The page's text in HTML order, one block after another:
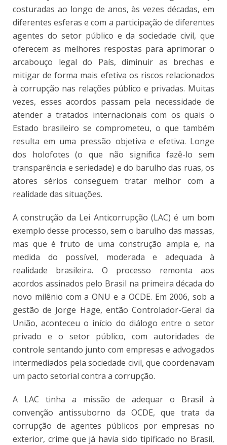
costuradas ao longo de anos, às vezes décadas, em
diferentes esferas e com a participação de diferentes
agentes do setor público e da sociedade civil, que
oferecem as melhores respostas para aprimorar o
arcabouço legal do País, diminuir as brechas e
mitigar de forma mais efetiva os riscos relacionados
à corrupção nas relações público e privadas. Muitas
vezes, esses acordos passam pela necessidade de
atender a tratados internacionais com os quais o
Estado brasileiro se comprometeu, o que também
resulta em uma pressão objetiva e efetiva. Longe
dos holofotes (o que não significa fazê-lo sem
transparência e seriedade) e do barulho das ruas, os
atores sérios conseguem tratar melhor com a
realidade das situações.
A construção da Lei Anticorrupção (LAC) é um bom
exemplo desse processo, sem o barulho das massas,
mas que é fruto de uma construção ampla e, na
medida do possível, moderada e adequada à
realidade brasileira. O processo remonta aos
acordos assinados pelo Brasil na primeira década do
novo milênio com a ONU e a OCDE. Em 2006, sob a
gestão de Jorge Hage, então Controlador-Geral da
União, aconteceu o início do diálogo entre o setor
privado e o setor público, com autoridades de
controle sentando junto com empresas e advogados
intermediados pela sociedade civil, que coordenavam
um pacto setorial contra a corrupção.
A LAC tinha a missão de adequar o Brasil à
convenção antissuborno da OCDE, que trata da
corrupção de agentes públicos por empresas no
exterior, crime que já havia sido tipificado no Brasil,